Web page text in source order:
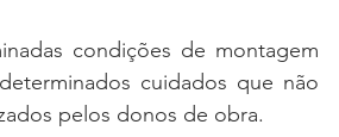
condições de montagem
cuidados que não
pelos donos de obra.